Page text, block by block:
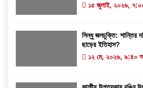
১৫ জুলাই, ২০২৬,
সিন্ধু জলচুক্তি: শান্তির
ছাড়ের ইতিহাস?
১২ মে, ২০২৬, ৯:৪০